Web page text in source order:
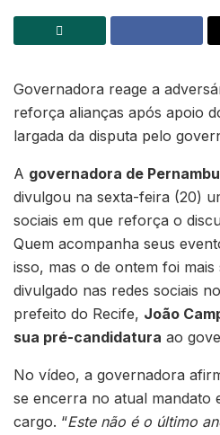
Governadora reage a
reforça alianças após apoio
largada da disputa pelo
A governadora de
divulgou na sexta-feira (20)
sociais em que reforça o
Quem acompanha seus
isso, mas o de ontem foi
divulgado nas redes sociais
prefeito do Recife, João
sua pré-candidatura ao
No vídeo, a governadora
se encerra no atual mandato
cargo. “Este não é o último